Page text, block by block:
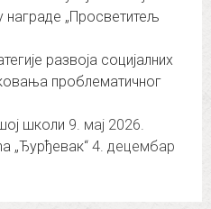
„Просветитељ
развоја социјалних
проблематичног
школи 9. мај 2026.
„Ђурђевак“ 4. децембар